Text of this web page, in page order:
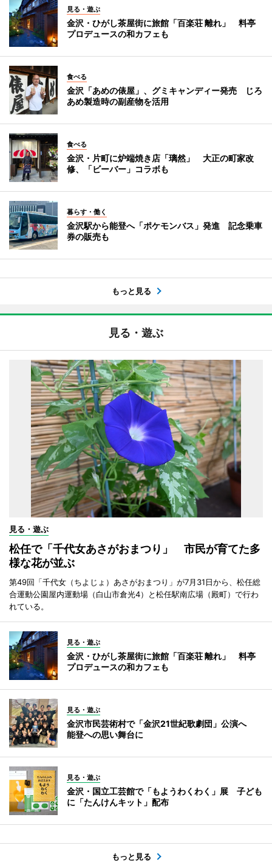
見る・遊ぶ
金沢・ひがし茶屋街に旅館「百楽荘 離れ」 料亭
プロデュースの和カフェも
食べる
金沢「あめの俵屋」、グミキャンディー発売 じろ
あめ製造時の副産物を活用
食べる
金沢・片町に炉端焼き店「璃然」 大正の町家改
修、「ビーバー」コラボも
暮らす・働く
金沢駅から能登へ「ポケモンバス」発進 記念乗車
券の販売も
もっと見る
見る・遊ぶ
見る・遊ぶ
松任で「千代女あさがおまつり」 市民が育てた多
様な花が並ぶ
第49回「千代女（ちよじょ）あさがおまつり」が7月31日から、松任総
合運動公園屋内運動場（白山市倉光4）と松任駅南広場（殿町）で行わ
れている。
見る・遊ぶ
金沢・ひがし茶屋街に旅館「百楽荘 離れ」 料亭
プロデュースの和カフェも
見る・遊ぶ
金沢市民芸術村で「金沢21世紀歌劇団」公演へ
能登への思い舞台に
見る・遊ぶ
金沢・国立工芸館で「もようわくわく」展 子ども
に「たんけんキット」配布
もっと見る